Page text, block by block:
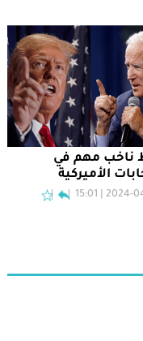
ناخب مهم في
الأميركية
2024-04-01